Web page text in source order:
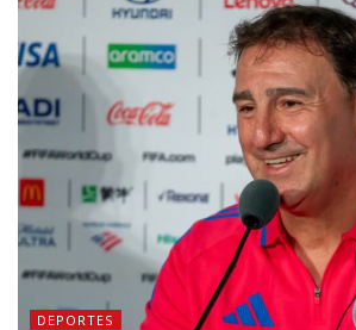
DEPORTES